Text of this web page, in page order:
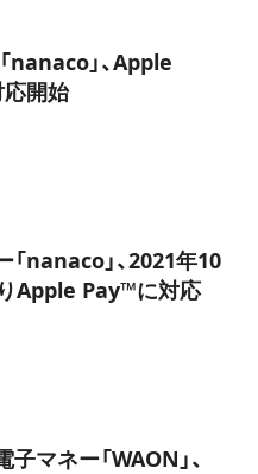
nanaco」、Apple
開始
「nanaco」、2021年10
Apple Pay™に対応
マネー「WAON」、